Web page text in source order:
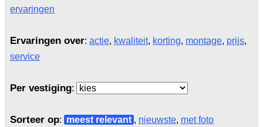
ervaringen
Ervaringen over: actie, kwaliteit, korting, montage, prijs,
service
Per vestiging:
Sorteer op: meest relevant , nieuwste, met foto